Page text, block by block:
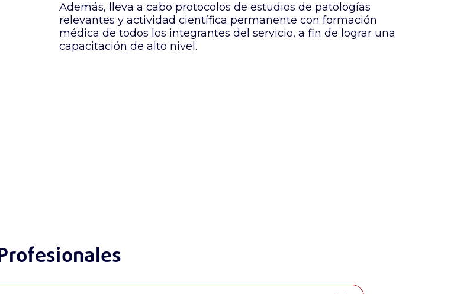
Además, lleva a cabo protocolos de estudios de patologías
relevantes y actividad científica permanente con formación
médica de todos los integrantes del servicio, a fin de lograr una
capacitación de alto nivel.
Profesionales